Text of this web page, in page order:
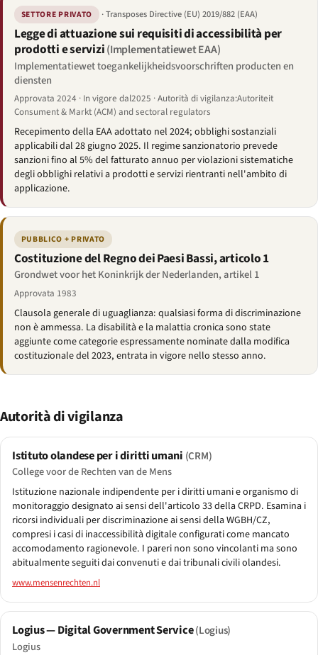
SETTORE PRIVATO · Transposes Directive (EU) 2019/882 (EAA)
Legge di attuazione sui requisiti di accessibilità per
prodotti e servizi(Implementatiewet EAA)
Implementatiewet toegankelijkheidsvoorschriften producten en
diensten
Approvata 2024 · In vigore dal2025 · Autorità di vigilanza:Autoriteit
Consument & Markt (ACM) and sectoral regulators
Recepimento della EAA adottato nel 2024; obblighi sostanziali
applicabili dal 28 giugno 2025. Il regime sanzionatorio prevede
sanzioni fino al 5% del fatturato annuo per violazioni sistematiche
degli obblighi relativi a prodotti e servizi rientranti nell'ambito di
applicazione.
PUBBLICO + PRIVATO
Costituzione del Regno dei Paesi Bassi, articolo 1
Grondwet voor het Koninkrijk der Nederlanden, artikel 1
Approvata 1983
Clausola generale di uguaglianza: qualsiasi forma di discriminazione
non è ammessa. La disabilità e la malattia cronica sono state
aggiunte come categorie espressamente nominate dalla modifica
costituzionale del 2023, entrata in vigore nello stesso anno.
Autorità di vigilanza
Istituto olandese per i diritti umani (CRM)
College voor de Rechten van de Mens
Istituzione nazionale indipendente per i diritti umani e organismo di
monitoraggio designato ai sensi dell'articolo 33 della CRPD. Esamina i
ricorsi individuali per discriminazione ai sensi della WGBH/CZ,
compresi i casi di inaccessibilità digitale configurati come mancato
accomodamento ragionevole. I pareri non sono vincolanti ma sono
abitualmente seguiti dai convenuti e dai tribunali civili olandesi.
www.mensenrechten.nl
Logius — Digital Government Service(Logius)
Logius